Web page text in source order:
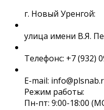
г. Новый Уренгой:
улица имени В.Я.
Телефонс: +7 (932)
E-mail:
Режим работы:
Пн-пт: 9:00-18:00